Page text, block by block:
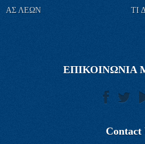
ΑΣ ΛΕΩΝ
ΤΙ
ΕΠΙΚΟΙΝΩΝΙΑ
Contact